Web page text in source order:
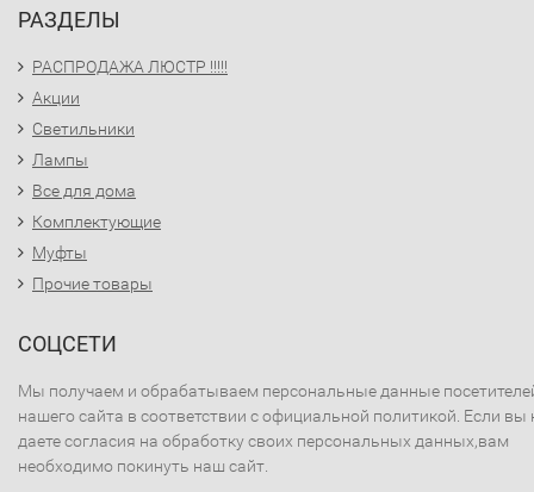
РАЗДЕЛЫ
РАСПРОДАЖА ЛЮСТР !!!!!
Акции
Светильники
Лампы
Все для дома
Комплектующие
Муфты
Прочие товары
СОЦСЕТИ
Мы получаем и обрабатываем персональные данные
нашего сайта в соответствии с официальной политикой. Если вы
даете согласия на обработку своих персональных данных,вам
необходимо покинуть наш сайт.